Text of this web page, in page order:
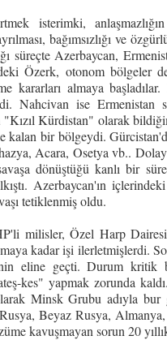
isterimki,
bağımsızlığı ve
süreçte Azerbaycan,
Özerk, otonom bölgeler
kararları almaya
Nahcivan ise Ermenistan
Kürdistan" olarak
kalan bir bölgeydi.
Acara, Osetya vb..
dönüştüğü kanlı bir
Azerbaycan'ın
tetiklenmiş oldu.
milisler, Özel Harp Dairesi
kadar işi ilerletmişlerdi.
eline geçti. Durum kritik
kes" yapmak zorunda
Minsk Grubu adıyla
Beyaz Rusya,
kavuşmayan sorun 20